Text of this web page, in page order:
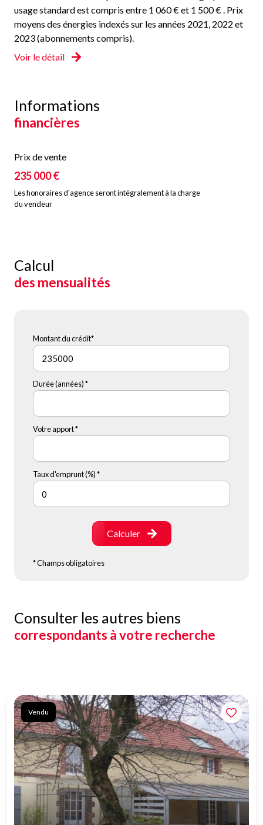
usage standard est compris entre 1 060 € et 1 500 € . Prix
moyens des énergies indexés sur les années 2021, 2022 et
2023 (abonnements compris).
Voir le détail
Informations
financières
Prix de vente
235 000 €
Les honoraires d'agence seront intégralement à la charge
du vendeur
Calcul
des mensualités
Montant du crédit*
Durée (années) *
Votre apport *
Taux d'emprunt (%) *
Calculer
* Champs obligatoires
Consulter les autres biens
correspondants à votre recherche
Vendu